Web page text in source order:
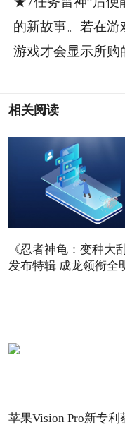
的新故事。若在
游戏才会显示所购
相关阅读
《忍者神龟：变种大
发布特辑 成龙领衔全
苹果Vision Pro新专利